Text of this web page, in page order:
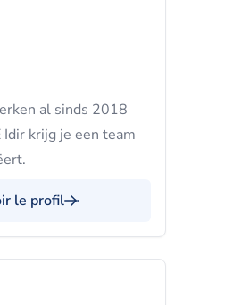
al sinds 2018
krijg je een team
le profil